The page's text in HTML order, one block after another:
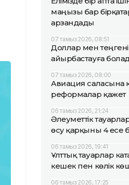
маңызы бар
арзандады
07 тамыз 2026, 08:51
Доллар мен
айырбастауға
07 тамыз 2026, 08:00
Авиация саласына
реформалар қажет
06 тамыз 2026, 21:24
Әлеуметтік
өсу қарқыны 4 есе
06 тамыз 2026, 19:41
Ұлттық тауарлар
кешек пен көлік
06 тамыз 2026, 17:25